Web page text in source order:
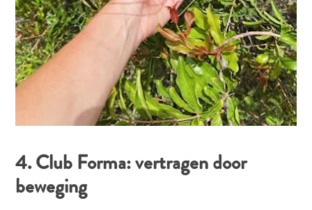
you:
ontdek
je
liefde
voor
Curaçao
4. Club Forma: vertragen door
beweging